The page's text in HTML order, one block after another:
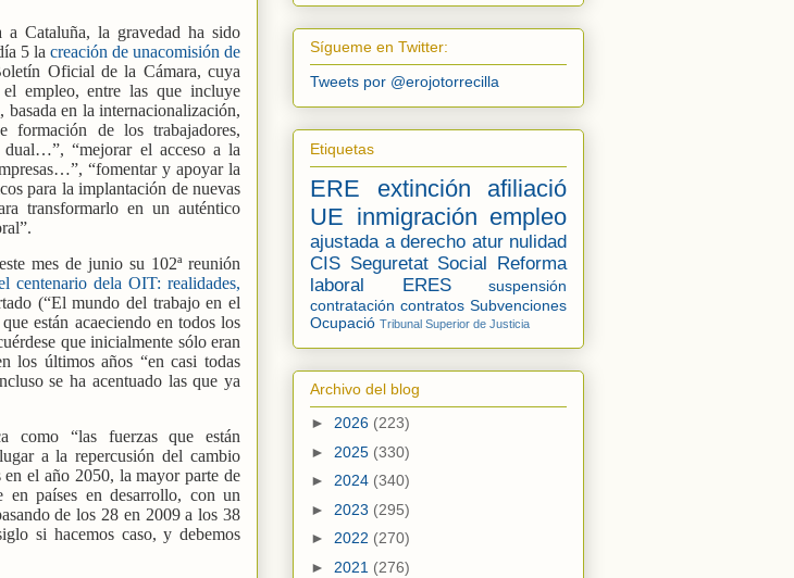
Cataluña, la gravedad ha sido
5 la creación de unacomisión de
Oficial de la Cámara, cuya
empleo, entre las que incluye
en la internacionalización,
de los trabajadores,
“mejorar el acceso a la
“fomentar y apoyar la
para la implantación de nuevas
transformarlo en un auténtico
mes de junio su 102ª reunión
centenario dela OIT: realidades,
(“El mundo del trabajo en el
están acaeciendo en todos los
que inicialmente sólo eran
los últimos años “en casi todas
se ha acentuado las que ya
como “las fuerzas que están
a la repercusión del cambio
el año 2050, la mayor parte de
en países en desarrollo, con un
de los 28 en 2009 a los 38
si hacemos caso, y debemos
Sígueme en Twitter:
Tweets por @erojotorrecilla
Etiquetas
ERE extinción
afiliació
UE inmigración empleo
ajustada a derecho atur nulidad
CIS Seguretat Social Reforma
laboral
ERES
suspensión
contratación contratos Subvenciones
Ocupació Tribunal Superior de Justicia
Archivo del blog
► 2026 (223)
► 2025 (330)
► 2024 (340)
► 2023 (295)
► 2022 (270)
► 2021 (276)